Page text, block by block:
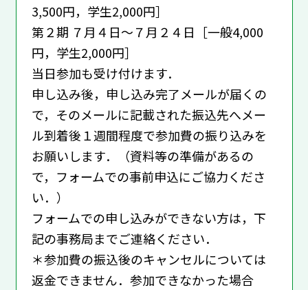
3,500円，学生2,000円］
第２期 ７月４日〜７月２４日［一般4,000
円，学生2,000円］
当日参加も受け付けます．
申し込み後，申し込み完了メールが届くの
で，そのメールに記載された振込先へメー
ル到着後１週間程度で参加費の振り込みを
お願いします．（資料等の準備があるの
で，フォームでの事前申込にご協力くださ
い．）
フォームでの申し込みができない方は，下
記の事務局までご連絡ください．
＊参加費の振込後のキャンセルについては
返金できません．参加できなかった場合